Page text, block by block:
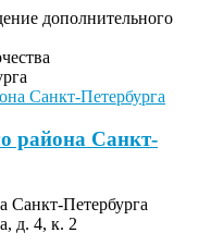
дополнительного
Санкт-
Петербурга
д. 4, к. 2